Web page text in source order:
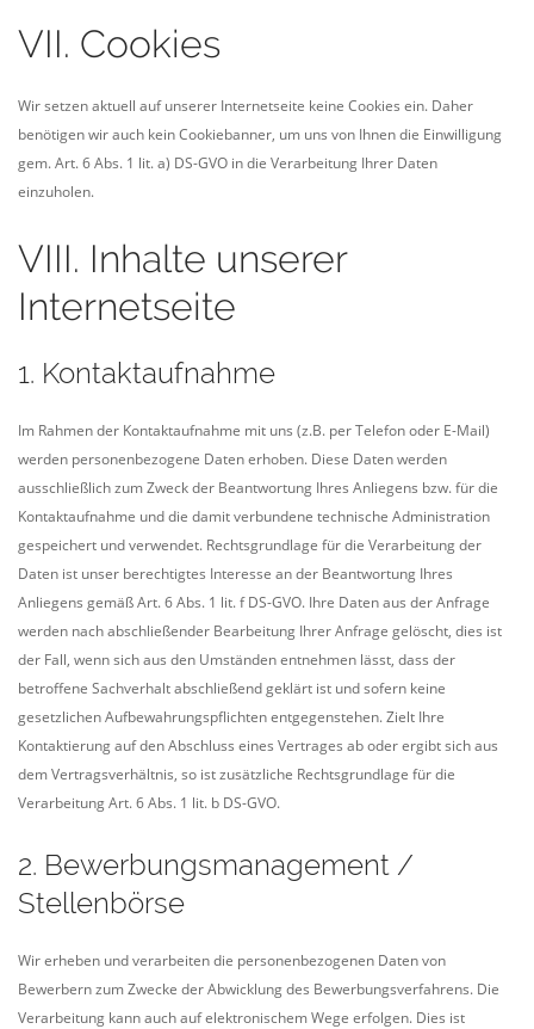
VII. Cookies
Wir setzen aktuell auf unserer Internetseite keine Cookies ein. Daher
benötigen wir auch kein Cookiebanner, um uns von Ihnen die Einwilligung
gem. Art. 6 Abs. 1 lit. a) DS-GVO in die Verarbeitung Ihrer Daten
einzuholen.
VIII. Inhalte unserer
Internetseite
1. Kontaktaufnahme
Im Rahmen der Kontaktaufnahme mit uns (z.B. per Telefon oder E-Mail)
werden personenbezogene Daten erhoben. Diese Daten werden
ausschließlich zum Zweck der Beantwortung Ihres Anliegens bzw. für die
Kontaktaufnahme und die damit verbundene technische Administration
gespeichert und verwendet. Rechtsgrundlage für die Verarbeitung der
Daten ist unser berechtigtes Interesse an der Beantwortung Ihres
Anliegens gemäß Art. 6 Abs. 1 lit. f DS-GVO. Ihre Daten aus der Anfrage
werden nach abschließender Bearbeitung Ihrer Anfrage gelöscht, dies ist
der Fall, wenn sich aus den Umständen entnehmen lässt, dass der
betroffene Sachverhalt abschließend geklärt ist und sofern keine
gesetzlichen Aufbewahrungspflichten entgegenstehen. Zielt Ihre
Kontaktierung auf den Abschluss eines Vertrages ab oder ergibt sich aus
dem Vertragsverhältnis, so ist zusätzliche Rechtsgrundlage für die
Verarbeitung Art. 6 Abs. 1 lit. b DS-GVO.
2. Bewerbungsmanagement /
Stellenbörse
Wir erheben und verarbeiten die personenbezogenen Daten von
Bewerbern zum Zwecke der Abwicklung des Bewerbungsverfahrens. Die
Verarbeitung kann auch auf elektronischem Wege erfolgen. Dies ist